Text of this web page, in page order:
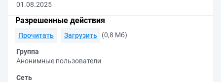
01.08.2025
Разрешенные действия
Прочитать Загрузить (0,8 Мб)
Группа
Анонимные пользователи
Сеть